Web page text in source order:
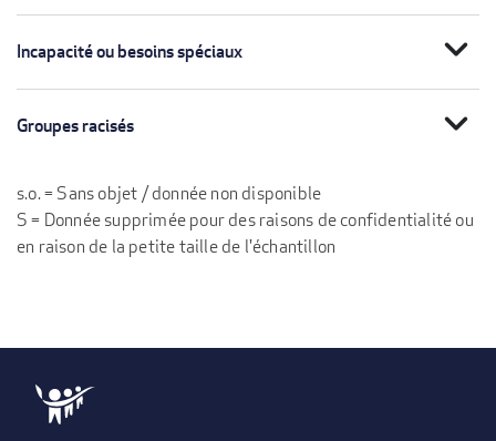
Incapacité ou besoins spéciaux expand_more
Groupes racisés expand_more
s.o. = Sans objet / donnée non disponible
S = Donnée supprimée pour des raisons de confidentialité ou
en raison de la petite taille de l'échantillon